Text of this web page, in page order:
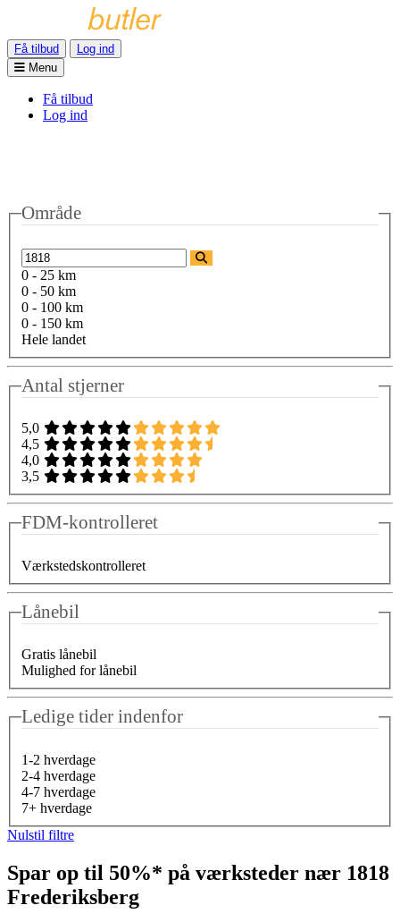
Få tilbud
Log ind
Menu
Få tilbud
Log ind
Område
0 - 25 km
0 - 50 km
0 - 100 km
0 - 150 km
Hele landet
Antal stjerner
5,0
4,5
4,0
3,5
FDM-kontrolleret
Værkstedskontrolleret
Lånebil
Gratis lånebil
Mulighed for lånebil
Ledige tider indenfor
1-2 hverdage
2-4 hverdage
4-7 hverdage
7+ hverdage
Nulstil filtre
Spar op til 50%* på værksteder nær 1818
Frederiksberg